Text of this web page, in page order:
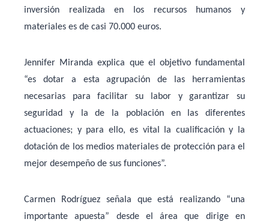
inversión realizada en los recursos humanos y
materiales es de casi 70.000 euros.
Jennifer Miranda explica que el objetivo fundamental
“es dotar a esta agrupación de las herramientas
necesarias para facilitar su labor y garantizar su
seguridad y la de la población en las diferentes
actuaciones; y para ello, es vital la cualificación y la
dotación de los medios materiales de protección para el
mejor desempeño de sus funciones”.
Carmen Rodríguez señala que está realizando “una
importante apuesta” desde el área que dirige en